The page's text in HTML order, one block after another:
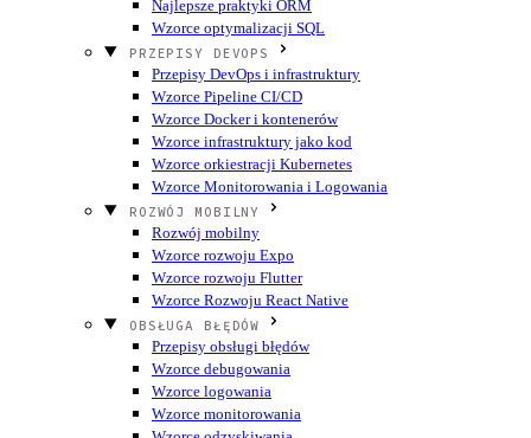
Najlepsze praktyki ORM
Wzorce optymalizacji SQL
PRZEPISY DEVOPS
Przepisy DevOps i infrastruktury
Wzorce Pipeline CI/CD
Wzorce Docker i kontenerów
Wzorce infrastruktury jako kod
Wzorce orkiestracji Kubernetes
Wzorce Monitorowania i Logowania
ROZWÓJ MOBILNY
Rozwój mobilny
Wzorce rozwoju Expo
Wzorce rozwoju Flutter
Wzorce Rozwoju React Native
OBSŁUGA BŁĘDÓW
Przepisy obsługi błędów
Wzorce debugowania
Wzorce logowania
Wzorce monitorowania